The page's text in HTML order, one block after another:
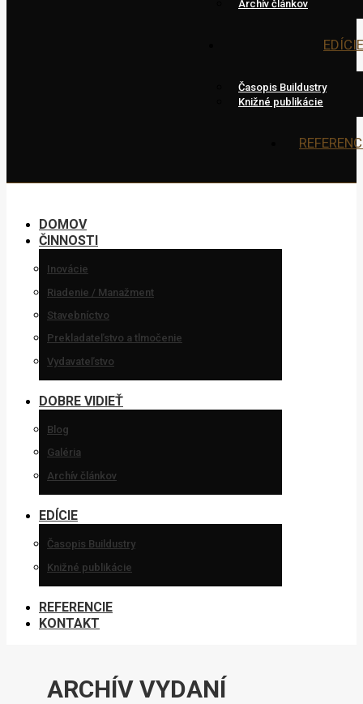
Archív článkov
EDÍCIE
Časopis Buildustry
Knižné publikácie
DOMOV
ČINNOSTI
Inovácie
Riadenie / Manažment
Stavebníctvo
Prekladateľstvo a tlmočenie
Vydavateľstvo
DOBRE VIDIEŤ
Blog
Galéria
Archív článkov
EDÍCIE
Časopis Buildustry
Knižné publikácie
REFERENCIE
KONTAKT
ARCHÍV VYDANÍ